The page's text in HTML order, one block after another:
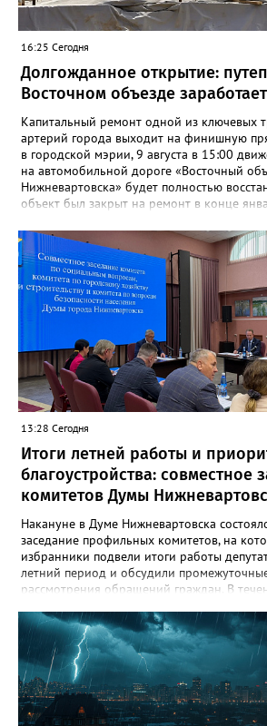
16:25 Сегодня
Долгожданное открытие:
Восточном объезде заработает
Капитальный ремонт одной из ключевых
артерий города выходит на финишную
в городской мэрии, 9 августа в 15:00
на автомобильной дороге «Восточный
Нижневартовска» будет полностью
объект был закрыт на ремонт в конце
августа в 15 часов возобновится
средств по путепроводу на
объезд города Нижневартовска»»,-
Путепровод на Восточном объезде —
артерия, соединяющая Нижневартовск с
трассой. Он пропускает значительный
связывает город с другими
Томской областью. После открытия
направлению серьёзно разгрузится.
соблюдать правила дорожного движения
внимательными за рулём.
13:28 Сегодня
Итоги летней работы и
благоустройства: совместное
комитетов Думы
Накануне в Думе Нижневартовска
заседание профильных комитетов, на
избранники подвели итоги работы
летний период и обсудили
рассмотрения обращений граждан. В
осмотрели городские лагеря отдыха,
проблемные локации, на которые
на территориях, где уже реализуются
но требуют доработки, а также оценили
пригодные для создания новых скверов.
социальным вопросам держит на
организацию детского летнего отдыха.